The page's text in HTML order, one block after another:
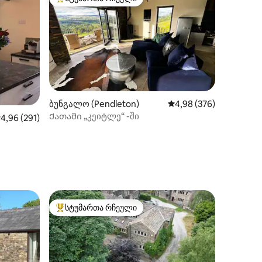
შეფასებაა 5‑დან 4,96, 291 მიმოხილვა
4,96 (291)
სტუმართა რჩეული მოწინავე ვარიანტი
ბუნგალო (Pendleton) საშუალო შეფასებაა
4,98 (376)
Ქათამი „კეიტლე“ -ში
სტუმართა რჩეული მოწინავე ვარიანტი
სტუმართა რჩეული